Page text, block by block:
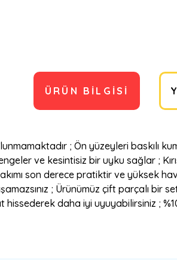
ÜRÜN BILGISI
; Ön yüzeyleri baskılı
ve kesintisiz bir uyku sağlar ;
son derece pratiktir ve yüksek
; Ürünümüz çift parçalı bir
hissederek daha iyi uyuyabilirsiniz ;